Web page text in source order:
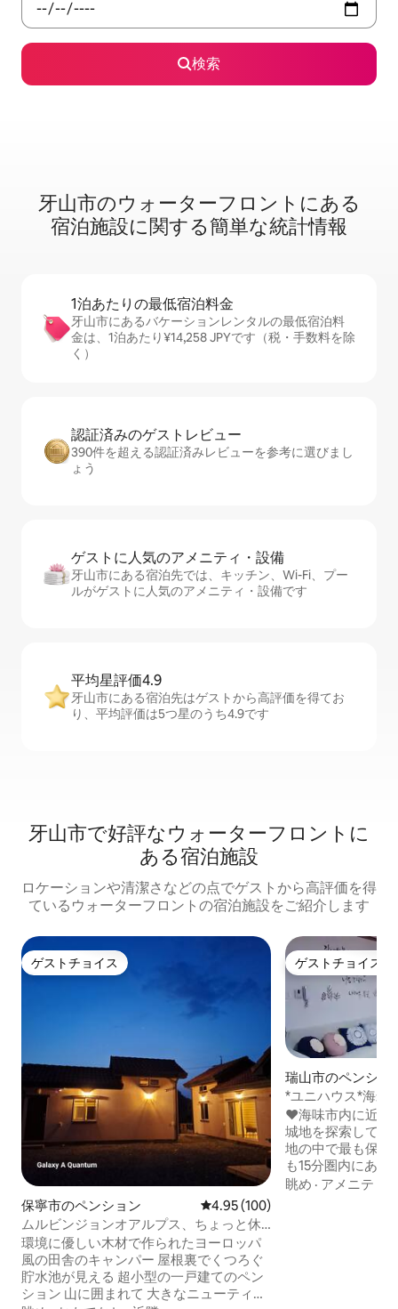
検索
牙山市のウ⁠ォ⁠ー⁠タ⁠ー⁠フ⁠ロ⁠ン⁠ト⁠に⁠あ⁠る
宿⁠泊⁠施⁠設⁠に関⁠す⁠る簡⁠単⁠な統⁠計⁠情⁠報
1泊あたりの最⁠低⁠宿⁠泊⁠料⁠金
牙山市にあるバケーションレンタルの最低宿泊料
金は、1泊あたり¥14,258 JPYです（税・手数料を除
く）
認証済みのゲ⁠ス⁠ト⁠レ⁠ビ⁠ュ⁠ー
390件を超える認証済みレビューを参考に選びまし
ょう
ゲストに人⁠気⁠のア⁠メ⁠ニ⁠テ⁠ィ・設⁠備
牙山市にある宿泊先では、キッチン、Wi-Fi、プー
ルがゲストに人気のアメニティ・設備です
平均星評価4.9
牙山市にある宿泊先はゲストから高評価を得てお
り、平均評価は5つ星のうち4.9です
牙山市で好評なウォーターフロントに
ある宿泊施設
ロケーションや清潔さなどの点でゲストから高評価を得
ているウォーターフロントの宿泊施設をご紹介します
ゲストチョイス
ゲストチョイス
保寧市のペンション レビュー100件、5つ星中4.95つ
4.95 (100)
ムルビンジョンオアルプス、ちょっと休
憩、屋根裏部屋と一軒家、山と貯水池が
見える大きなデッキ、連泊割引
環境に優しい木材で作られたヨーロッパ
風の田舎のキャンパー 屋根裏でくつろぐ
貯水池が見える 超小型の一戸建てのペン
ション 山に囲まれて 大きなニューティナ
ゲストチョイス
ゲストチョイス
瑞山市のペンショ
*ユニハウス*海米
無料駐車場#10人
バーベキュー冷蔵
❤️海味市内に近い
城地を探索してく
地の中で最も保存
も15分圏内にあります* ♡広々
かな宿泊施設でゆ
眺め · アメニティ